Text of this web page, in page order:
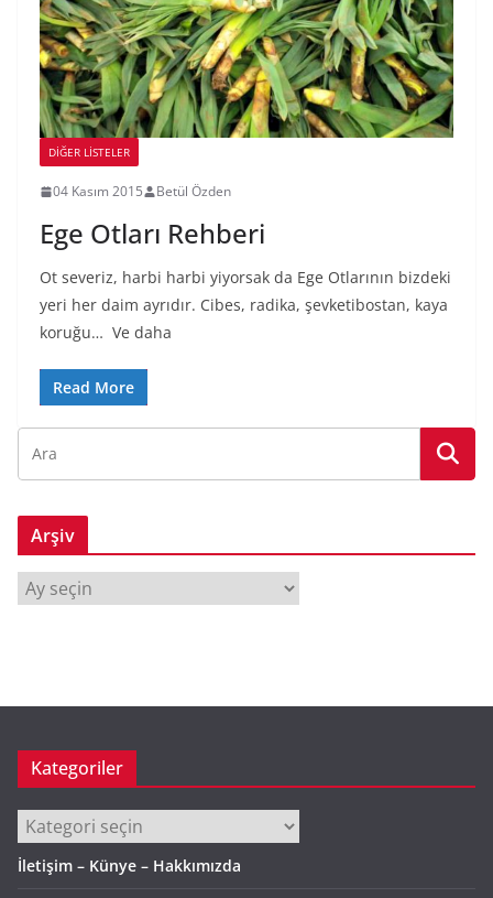
DIĞER LISTELER
04 Kasım 2015 Betül Özden
Ege Otları Rehberi
Ot severiz, harbi harbi yiyorsak da Ege Otlarının bizdeki
yeri her daim ayrıdır. Cibes, radika, şevketibostan, kaya
koruğu… Ve daha
Read More
Arşiv
Kategoriler
Kategoriler
İletişim – Künye – Hakkımızda